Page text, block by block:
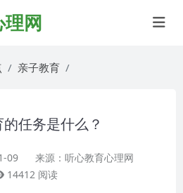
理网
亲子教育
任务是什么？
09
来源：听心教育心理网
14412 阅读